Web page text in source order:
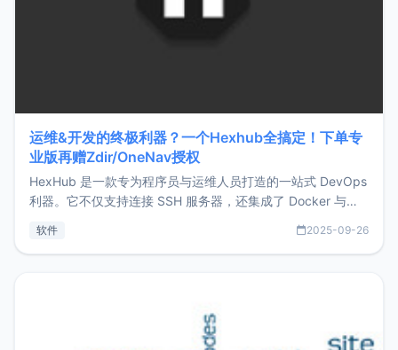
运维&开发的终极利器？一个Hexhub全搞定！下单专
业版再赠Zdir/OneNav授权
HexHub 是一款专为程序员与运维人员打造的一站式 DevOps
利器。它不仅支持连接 SSH 服务器，还集成了 Docker 与常
件间频繁切换，仅凭 HexHub 即可同时搞定运维与数据库操
软件 2025-09-26